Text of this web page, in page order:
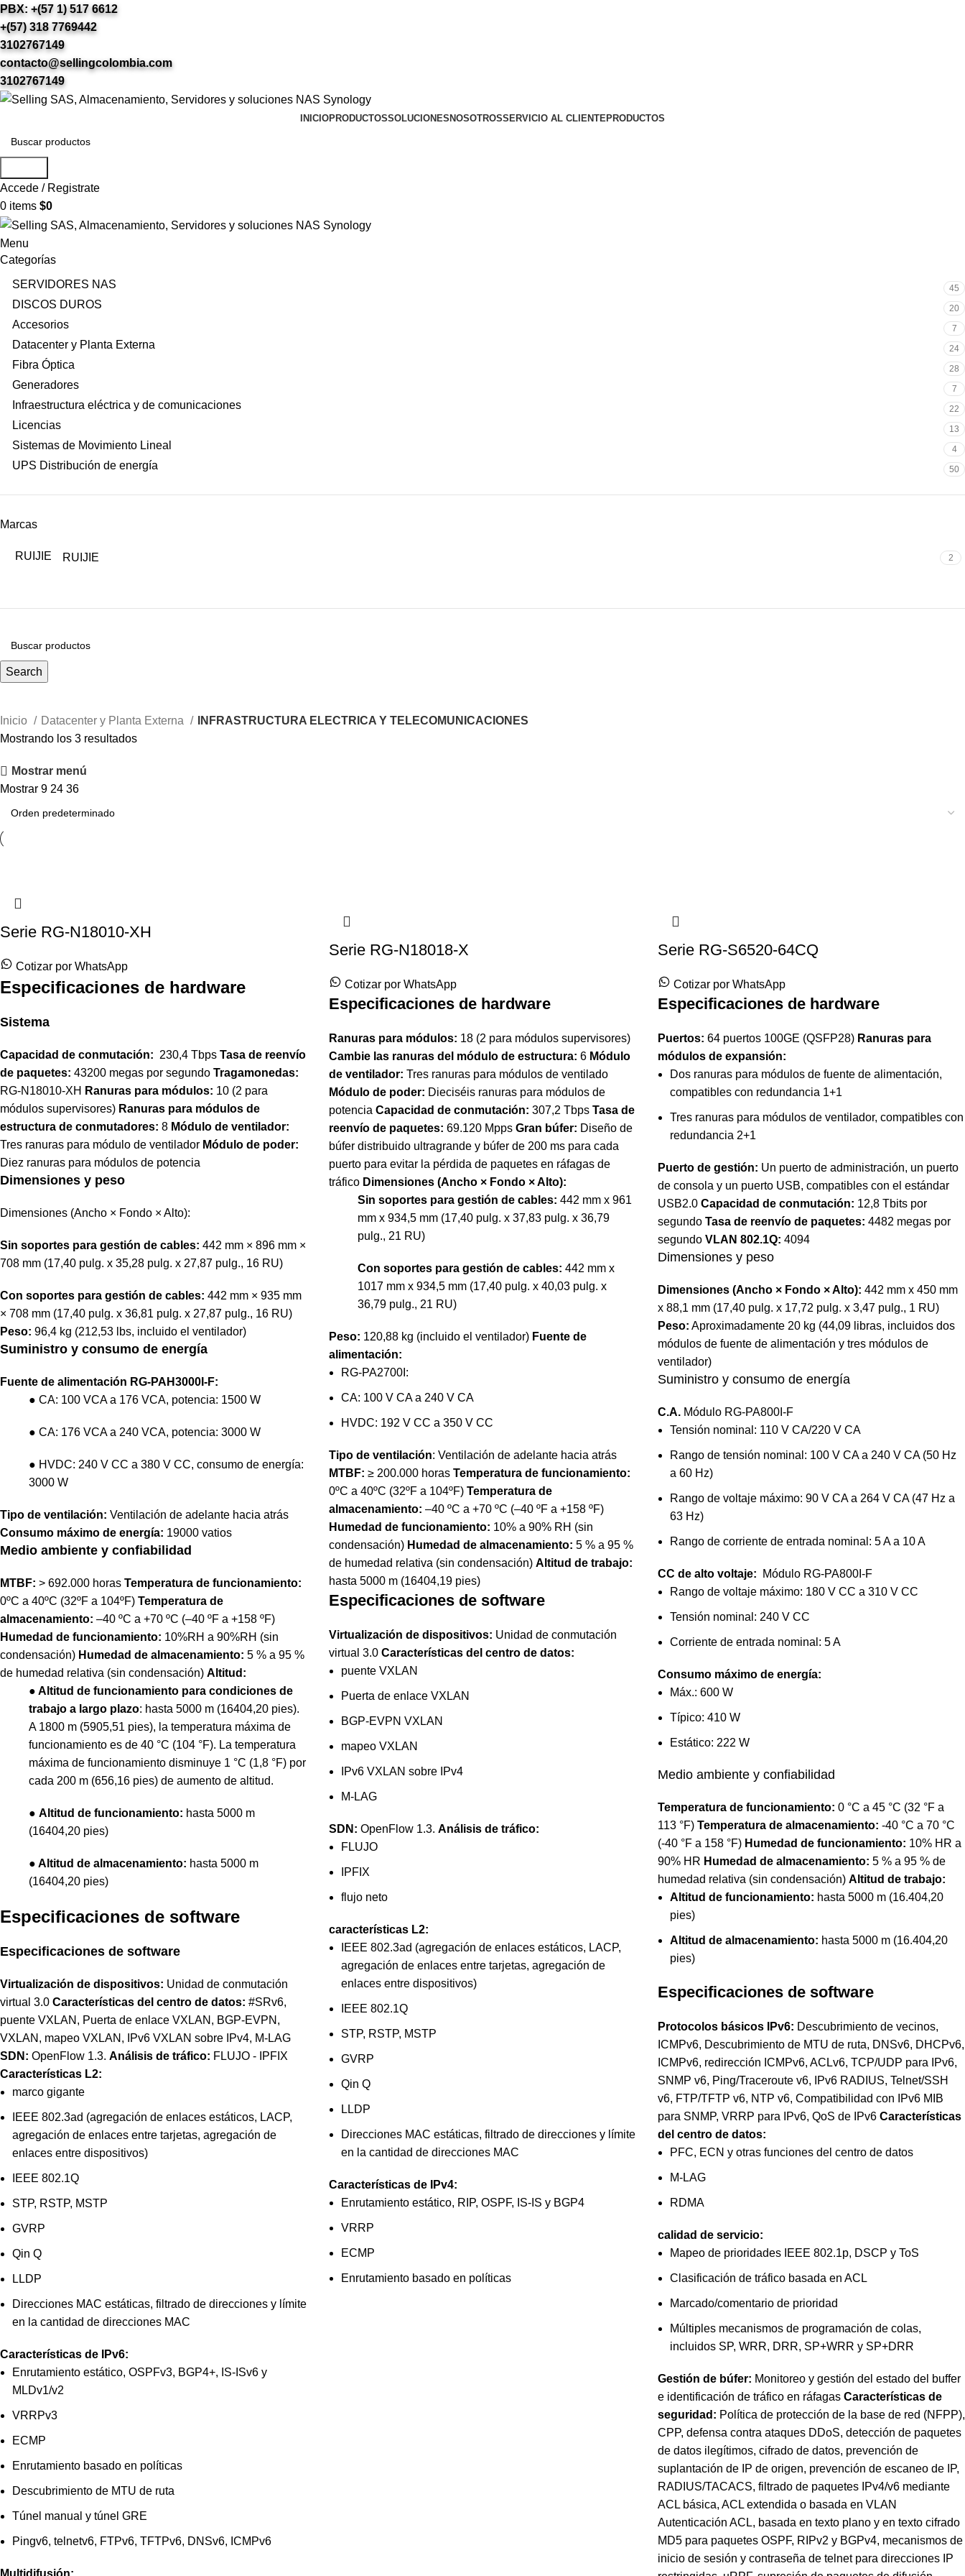
PBX: +(57 1) 517 6612
+(57) 318 7769442
3102767149
contacto@sellingcolombia.com
3102767149
INICIOPRODUCTOSSOLUCIONES NOSOTROSSERVICIO AL CLIENTEPRODUCTOS
Accede / Registrate
0 items $0
Menu
Categorías
SERVIDORES NAS
45
DISCOS DUROS 20
Accesorios 7
Datacenter y Planta Externa 24
Fibra Óptica 28
Generadores 7
Infraestructura eléctrica y de comunicaciones 22
Licencias 13
Sistemas de Movimiento Lineal 4
UPS Distribución de energía 50
Marcas
RUIJIE RUIJIE 2
Search
Inicio Datacenter y Planta Externa
INFRASTRUCTURA ELECTRICA Y TELECOMUNICACIONES
Mostrando los 3 resultados
Mostrar menú
Mostrar 9 24 36
Serie RG-N18010-XH
Cotizar por WhatsApp
Especificaciones de hardware
Sistema
Capacidad de conmutación: 230,4 Tbps Tasa de reenvío
de paquetes: 43200 megas por segundo Tragamonedas:
RG-N18010-XH Ranuras para módulos: 10 (2 para
módulos supervisores) Ranuras para módulos de
estructura de conmutadores: 8 Módulo de ventilador:
Tres ranuras para módulo de ventilador Módulo de poder:
Diez ranuras para módulos de potencia
Dimensiones y peso
Dimensiones (Ancho × Fondo × Alto):
Sin soportes para gestión de cables: 442 mm × 896 mm ×
708 mm (17,40 pulg. x 35,28 pulg. x 27,87 pulg., 16 RU)
Con soportes para gestión de cables: 442 mm × 935 mm
× 708 mm (17,40 pulg. x 36,81 pulg. x 27,87 pulg., 16 RU)
Peso: 96,4 kg (212,53 lbs, incluido el ventilador)
Suministro y consumo de energía
Fuente de alimentación RG-PAH3000I-F:
● CA: 100 VCA a 176 VCA, potencia: 1500 W
● CA: 176 VCA a 240 VCA, potencia: 3000 W
● HVDC: 240 V CC a 380 V CC, consumo de energía:
3000 W
Tipo de ventilación: Ventilación de adelante hacia atrás
Consumo máximo de energía: 19000 vatios
Medio ambiente y confiabilidad
MTBF: > 692.000 horas Temperatura de funcionamiento:
0ºC a 40ºC (32ºF a 104ºF) Temperatura de
almacenamiento: –40 ºC a +70 ºC (–40 ºF a +158 ºF)
Humedad de funcionamiento: 10%RH a 90%RH (sin
condensación) Humedad de almacenamiento: 5 % a 95 %
de humedad relativa (sin condensación) Altitud:
● Altitud de funcionamiento para condiciones de
trabajo a largo plazo: hasta 5000 m (16404,20 pies).
A 1800 m (5905,51 pies), la temperatura máxima de
funcionamiento es de 40 °C (104 °F). La temperatura
máxima de funcionamiento disminuye 1 °C (1,8 °F) por
cada 200 m (656,16 pies) de aumento de altitud.
● Altitud de funcionamiento: hasta 5000 m
(16404,20 pies)
● Altitud de almacenamiento: hasta 5000 m
(16404,20 pies)
Especificaciones de software
Especificaciones de software
Virtualización de dispositivos: Unidad de conmutación
virtual 3.0 Características del centro de datos: #SRv6,
puente VXLAN, Puerta de enlace VXLAN, BGP-EVPN,
VXLAN, mapeo VXLAN, IPv6 VXLAN sobre IPv4, M-LAG
SDN: OpenFlow 1.3. Análisis de tráfico: FLUJO - IPFIX
Características L2:
marco gigante
IEEE 802.3ad (agregación de enlaces estáticos, LACP,
agregación de enlaces entre tarjetas, agregación de
enlaces entre dispositivos)
IEEE 802.1Q
STP, RSTP, MSTP
GVRP
Qin Q
LLDP
Direcciones MAC estáticas, filtrado de direcciones y límite
en la cantidad de direcciones MAC
Características de IPv6:
Enrutamiento estático, OSPFv3, BGP4+, IS-ISv6 y
MLDv1/v2
VRRPv3
ECMP
Enrutamiento basado en políticas
Descubrimiento de MTU de ruta
Túnel manual y túnel GRE
Pingv6, telnetv6, FTPv6, TFTPv6, DNSv6, ICMPv6
Multidifusión:
Serie RG-N18018-X
Cotizar por WhatsApp
Especificaciones de hardware
Ranuras para módulos: 18 (2 para módulos supervisores)
Cambie las ranuras del módulo de estructura: 6 Módulo
de ventilador: Tres ranuras para módulos de ventilado
Módulo de poder: Dieciséis ranuras para módulos de
potencia Capacidad de conmutación: 307,2 Tbps Tasa de
reenvío de paquetes: 69.120 Mpps Gran búfer: Diseño de
búfer distribuido ultragrande y búfer de 200 ms para cada
puerto para evitar la pérdida de paquetes en ráfagas de
tráfico Dimensiones (Ancho × Fondo × Alto):
Sin soportes para gestión de cables: 442 mm x 961
mm x 934,5 mm (17,40 pulg. x 37,83 pulg. x 36,79
pulg., 21 RU)
Con soportes para gestión de cables: 442 mm x
1017 mm x 934,5 mm (17,40 pulg. x 40,03 pulg. x
36,79 pulg., 21 RU)
Peso: 120,88 kg (incluido el ventilador) Fuente de
alimentación:
RG-PA2700I:
CA: 100 V CA a 240 V CA
HVDC: 192 V CC a 350 V CC
Tipo de ventilación: Ventilación de adelante hacia atrás
MTBF: ≥ 200.000 horas Temperatura de funcionamiento:
0ºC a 40ºC (32ºF a 104ºF) Temperatura de
almacenamiento: –40 ºC a +70 ºC (–40 ºF a +158 ºF)
Humedad de funcionamiento: 10% a 90% RH (sin
condensación) Humedad de almacenamiento: 5 % a 95 %
de humedad relativa (sin condensación) Altitud de trabajo:
hasta 5000 m (16404,19 pies)
Especificaciones de software
Virtualización de dispositivos: Unidad de conmutación
virtual 3.0 Características del centro de datos:
puente VXLAN
Puerta de enlace VXLAN
BGP-EVPN VXLAN
mapeo VXLAN
IPv6 VXLAN sobre IPv4
M-LAG
SDN: OpenFlow 1.3. Análisis de tráfico:
FLUJO
IPFIX
flujo neto
características L2:
IEEE 802.3ad (agregación de enlaces estáticos, LACP,
agregación de enlaces entre tarjetas, agregación de
enlaces entre dispositivos)
IEEE 802.1Q
STP, RSTP, MSTP
GVRP
Qin Q
LLDP
Direcciones MAC estáticas, filtrado de direcciones y límite
en la cantidad de direcciones MAC
Características de IPv4:
Enrutamiento estático, RIP, OSPF, IS-IS y BGP4
VRRP
ECMP
Enrutamiento basado en políticas
Serie RG-S6520-64CQ
Cotizar por WhatsApp
Especificaciones de hardware
Puertos: 64 puertos 100GE (QSFP28) Ranuras para
módulos de expansión:
Dos ranuras para módulos de fuente de alimentación,
compatibles con redundancia 1+1
Tres ranuras para módulos de ventilador, compatibles con
redundancia 2+1
Puerto de gestión: Un puerto de administración, un puerto
de consola y un puerto USB, compatibles con el estándar
USB2.0 Capacidad de conmutación: 12,8 Tbits por
segundo Tasa de reenvío de paquetes: 4482 megas por
segundo VLAN 802.1Q: 4094
Dimensiones y peso
Dimensiones (Ancho × Fondo × Alto): 442 mm x 450 mm
x 88,1 mm (17,40 pulg. x 17,72 pulg. x 3,47 pulg., 1 RU)
Peso: Aproximadamente 20 kg (44,09 libras, incluidos dos
módulos de fuente de alimentación y tres módulos de
ventilador)
Suministro y consumo de energía
C.A. Módulo RG-PA800I-F
Tensión nominal: 110 V CA/220 V CA
Rango de tensión nominal: 100 V CA a 240 V CA (50 Hz
a 60 Hz)
Rango de voltaje máximo: 90 V CA a 264 V CA (47 Hz a
63 Hz)
Rango de corriente de entrada nominal: 5 A a 10 A
CC de alto voltaje:
Módulo RG-PA800I-F
Rango de voltaje máximo: 180 V CC a 310 V CC
Tensión nominal: 240 V CC
Corriente de entrada nominal: 5 A
Consumo máximo de energía:
Máx.: 600 W
Típico: 410 W
Estático: 222 W
Medio ambiente y confiabilidad
Temperatura de funcionamiento: 0 °C a 45 °C (32 °F a
113 °F) Temperatura de almacenamiento: -40 °C a 70 °C
(-40 °F a 158 °F) Humedad de funcionamiento: 10% HR a
90% HR Humedad de almacenamiento: 5 % a 95 % de
humedad relativa (sin condensación) Altitud de trabajo:
Altitud de funcionamiento: hasta 5000 m (16.404,20
pies)
Altitud de almacenamiento: hasta 5000 m (16.404,20
pies)
Especificaciones de software
Protocolos básicos IPv6: Descubrimiento de vecinos,
ICMPv6, Descubrimiento de MTU de ruta, DNSv6, DHCPv6,
ICMPv6, redirección ICMPv6, ACLv6, TCP/UDP para IPv6,
SNMP v6, Ping/Traceroute v6, IPv6 RADIUS, Telnet/SSH
v6, FTP/TFTP v6, NTP v6, Compatibilidad con IPv6 MIB
para SNMP, VRRP para IPv6, QoS de IPv6 Características
del centro de datos:
PFC, ECN y otras funciones del centro de datos
M-LAG
RDMA
calidad de servicio:
Mapeo de prioridades IEEE 802.1p, DSCP y ToS
Clasificación de tráfico basada en ACL
Marcado/comentario de prioridad
Múltiples mecanismos de programación de colas,
incluidos SP, WRR, DRR, SP+WRR y SP+DRR
Gestión de búfer: Monitoreo y gestión del estado del buffer
e identificación de tráfico en ráfagas Características de
seguridad: Política de protección de la base de red (NFPP),
CPP, defensa contra ataques DDoS, detección de paquetes
de datos ilegítimos, cifrado de datos, prevención de
suplantación de IP de origen, prevención de escaneo de IP,
RADIUS/TACACS, filtrado de paquetes IPv4/v6 mediante
ACL básica, ACL extendida o basada en VLAN
Autenticación ACL, basada en texto plano y en texto cifrado
MD5 para paquetes OSPF, RIPv2 y BGPv4, mecanismos de
inicio de sesión y contraseña de telnet para direcciones IP